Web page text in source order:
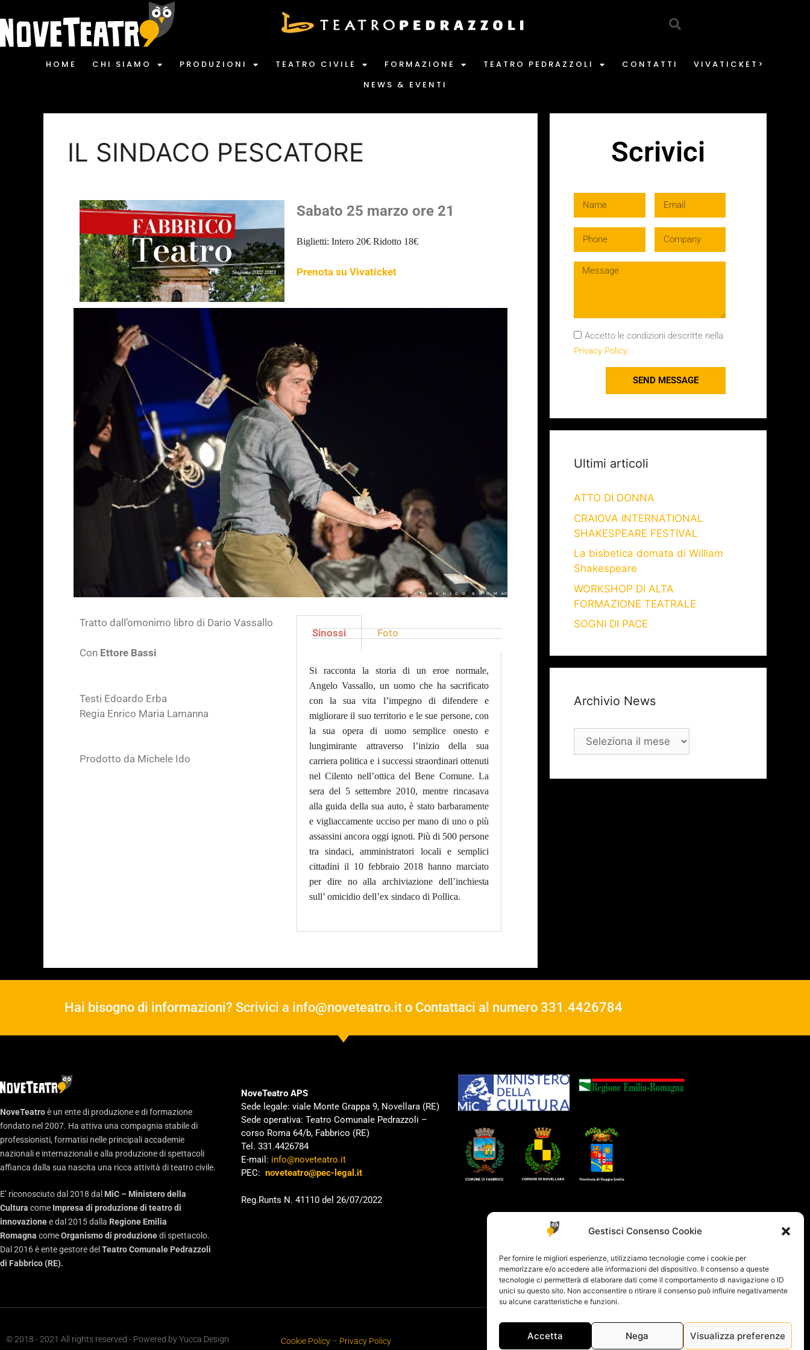
Gestisci Consenso Cookie
Per fornire le migliori esperienze, utilizziamo tecnologie come i cookie per
memorizzare e/o accedere alle informazioni del dispositivo. Il consenso a queste
tecnologie ci permetterà di elaborare dati come il comportamento di navigazione o ID
unici su questo sito. Non acconsentire o ritirare il consenso può influire negativamente
su alcune caratteristiche e funzioni.
Accetta Nega Visualizza preferenze
HOME CHI SIAMO PRODUZIONI TEATRO CIVILE FORMAZIONE TEATRO PEDRAZZOLI CONTATTI
VIVATICKET>
NEWS & EVENTI
IL SINDACO PESCATORE
Sabato 25 marzo ore 21
Biglietti: Intero 20€ Ridotto 18€
Prenota su Vivaticket
Tratto dall’omonimo libro di Dario Vassallo
Con Ettore Bassi
Testi Edoardo Erba
Regia Enrico Maria Lamanna
Prodotto da Michele Ido
Sinossi Foto
Si racconta la storia di un eroe normale,
Angelo Vassallo, un uomo che ha sacrificato
con la sua vita l’impegno di difendere e
migliorare il suo territorio e le sue persone, con
la sua opera di uomo semplice onesto e
lungimirante attraverso l’inizio della sua
carriera politica e i successi straordinari ottenuti
nel Cilento nell’ottica del Bene Comune. La
sera del 5 settembre 2010, mentre rincasava
alla guida della sua auto, è stato barbaramente
e vigliaccamente ucciso per mano di uno o più
assassini ancora oggi ignoti. Più di 500 persone
tra sindaci, amministratori locali e semplici
cittadini il 10 febbraio 2018 hanno marciato
per dire no alla archiviazione dell’inchiesta
sull’ omicidio dell’ex sindaco di Pollica.
Scrivici
Accetto le condizioni descritte nella
Privacy Policy
SEND MESSAGE
Ultimi articoli
ATTO DI DONNA
CRAIOVA INTERNATIONAL
SHAKESPEARE FESTIVAL
La bisbetica domata di William
Shakespeare
WORKSHOP DI ALTA
FORMAZIONE TEATRALE
SOGNI DI PACE
Archivio News
Hai bisogno di informazioni? Scrivici a info@noveteatro.it o Contattaci al numero 331.4426784
NoveTeatroè un ente di produzione e di formazione
fondato nel 2007. Ha attiva una compagnia stabile di
professionisti, formatisi nelle principali accademie
nazionali e internazionali e alla produzione di spettacoli
affianca dalla sua nascita una ricca attività di teatro civile.
E’ riconosciuto dal 2018 dal MiC – Ministero della
Cultura come Impresa di produzione di teatro di
innovazionee dal 2015 dalla Regione Emilia
Romagna comeOrganismo di produzionedi spettacolo.
Dal 2016 è ente gestore del Teatro Comunale Pedrazzoli
di Fabbrico (RE).
NoveTeatro APS
Sede legale: viale Monte Grappa 9, Novellara (RE)
Sede operativa: Teatro Comunale Pedrazzoli –
corso Roma 64/b, Fabbrico (RE)
Tel. 331.4426784
E-mail: info@noveteatro.it
PEC: noveteatro@pec-legal.it
Reg.Runts N. 41110 del 26/07/2022
© 2018 - 2021 All rights reserved - Powered byYucca Design Cookie Policy – Privacy Policy